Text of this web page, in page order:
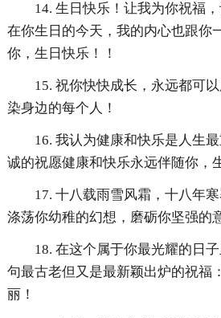
14. 生日快乐！让我为你祝福
在你生日的今天，我的内心也跟你
你，生日快乐！！
15. 祝你快快成长，永远都可
染身边的每个人！
16. 我认为健康和快乐是人生
诚的祝愿健康和快乐永远伴随你，
17. 十八载雨雪风霜，十八年
涤荡你幼稚的幻想，磨砺你坚强的
18. 在这个属于你最光耀的日
句最古老但又是最新颖出炉的祝福
丽！